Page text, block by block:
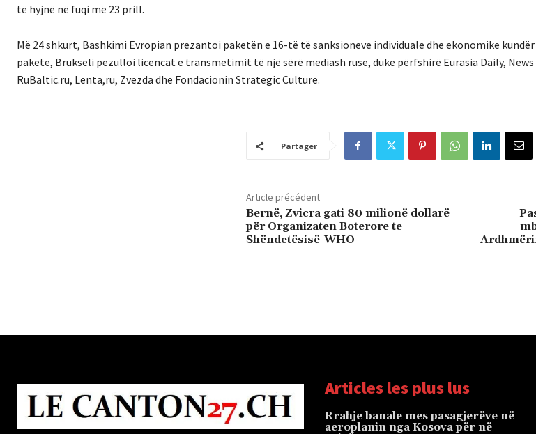
të hyjnë në fuqi më 23 prill.
Më 24 shkurt, Bashkimi Evropian prezantoi paketën e 16-të të sanksioneve individuale dhe ekonomike kundër
pakete, Brukseli pezulloi licencat e transmetimit të një sërë mediash ruse, duke përfshirë Eurasia Daily,
RuBaltic.ru, Lenta,ru, Zvezda dhe Fondacionin Strategic Culture.
Partager
Article précédent
Bernë, Zvicra gati 80 milionë dollarë
për Organizaten Boterore te
Shëndetësisë-WHO
Articles les plus lus
Rrahje banale mes pasagjerëve në
aeroplanin nga Kosova për në